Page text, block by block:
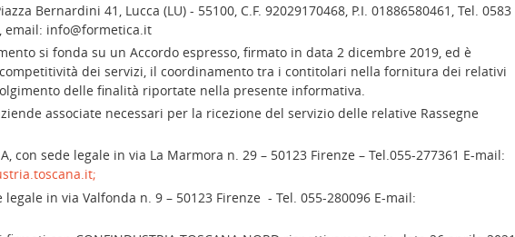
Bernardini 41, Lucca (LU) - 55100, C.F. 92029170468, P.I. 01886580461, Tel. 0583
email: info@formetica.it
si fonda su un Accordo espresso, firmato in data 2 dicembre 2019, ed è
dei servizi, il coordinamento tra i contitolari nella fornitura dei relativi
delle finalità riportate nella presente informativa.
associate necessari per la ricezione del servizio delle relative Rassegne
con sede legale in via La Marmora n. 29 – 50123 Firenze – Tel.055-277361 E-mail:
legale in via Valfonda n. 9 – 50123 Firenze - Tel. 055-280096 E-mail: